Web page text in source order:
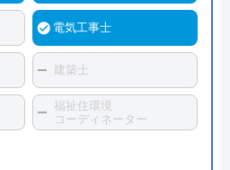
電気工事士
建築士
福祉住環境
コーディネーター